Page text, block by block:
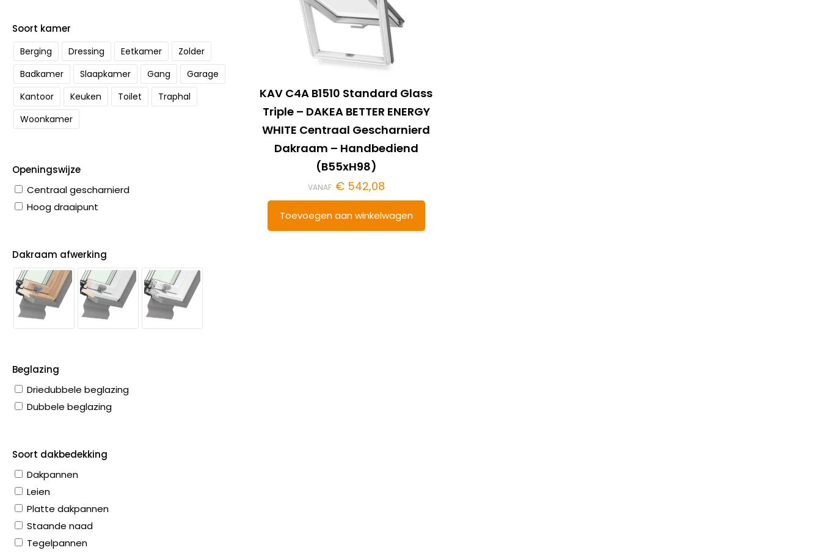
KAV C4A B1510 Standard Glass
Triple – DAKEA BETTER ENERGY
WHITE Centraal Gescharnierd
Dakraam – Handbediend
(B55xH98)
VANAF: €542,08
Toevoegen aan winkelwagen
Soort kamer
Berging Dressing Eetkamer
Zolder
Badkamer
Slaapkamer Gang
Garage
Kantoor
Keuken Toilet
Traphal
Woonkamer
Openingswijze
Centraal gescharnierd
Hoog draaipunt
Dakraam afwerking
Beglazing
Driedubbele beglazing
Dubbele beglazing
Soort dakbedekking
Dakpannen
Leien
Platte dakpannen
Staande naad
Tegelpannen